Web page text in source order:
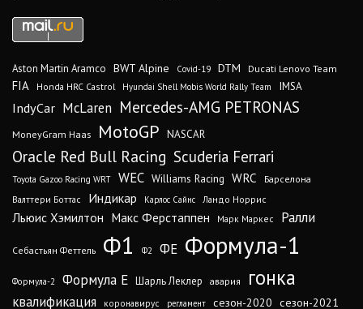
Aston Martin Aramco BWT Alpine Covid-19 DTM Ducati Lenovo Team
FIA Honda HRC Castrol Hyundai Shell Mobis World Rally Team IMSA
IndyCar McLaren Mercedes-AMG PETRONAS
MoneyGram Haas MotoGP NASCAR
Oracle Red Bull Racing Scuderia Ferrari
Toyota Gazoo Racing WRT WEC Williams Racing WRC
Барселона
Валттери Боттас
Индикар Карлос Сайнс Ландо Норрис
Льюис Хэмилтон Макс Ферстаппен Марк Маркес Ралли
Себастьян Феттель Ф1 Ф2 ФЕ Формула-1
Формула-2 Формула Е Шарль Леклер авария гонка
квалификация коронавирус регламент сезон-2020 сезон-2021